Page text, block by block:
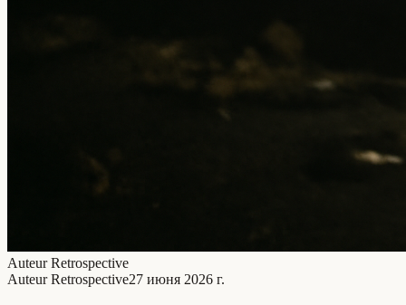
Auteur Retrospective
Auteur Retrospective27 июня 2026 г.